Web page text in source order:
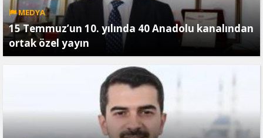
MEDYA
15 Temmuz’un 10. yılında 40 Anadolu kanalından
ortak özel yayın